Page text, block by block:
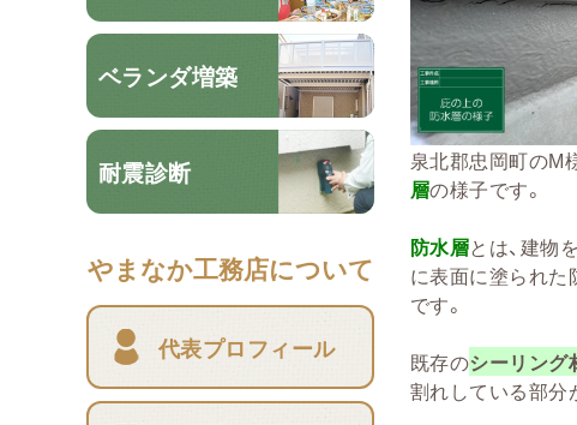
ベランダ増築
耐震診断
やまなか工務店について
代表プロフィール
泉北郡忠岡町のM
層の様子です。
防水層とは、建物
に表面に塗られた
です。
既存のシーリング
割れしている部分